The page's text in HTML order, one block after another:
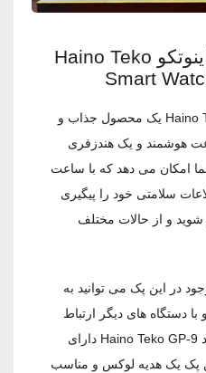
پک ساعت هوشمند هاینوتکو Haino Teko
Smart
Haino Teko GP-9 یک محصول جذاب و
و یک هندزفری
می ‌دهد که با ساعت
خود را پیگیری
و از حالات مختلف
این پک می ‌توانید به
های دیگر ارتباط
برقرار کنید. پک ساعت هوشمند Haino Teko GP-9 دارای
هدیه لوکس و مناسب